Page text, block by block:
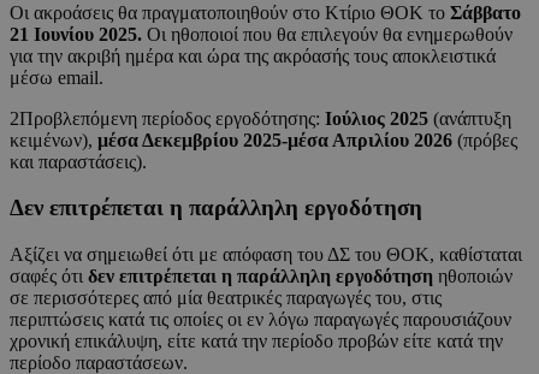
Οι ακροάσεις θα πραγματοποιηθούν στο Κτίριο ΘΟΚ το Σάββατο
21 Ιουνίου 2025. Οι ηθοποιοί που θα επιλεγούν θα ενημερωθούν
για την ακριβή ημέρα και ώρα της ακρόασής τους αποκλειστικά
μέσω email.
2Προβλεπόμενη περίοδος εργοδότησης: Ιούλιος 2025 (ανάπτυξη
κειμένων), μέσα Δεκεμβρίου 2025-μέσα Απριλίου 2026 (πρόβες
και παραστάσεις).
Δεν επιτρέπεται η παράλληλη εργοδότηση
Αξίζει να σημειωθεί ότι με απόφαση του ΔΣ του ΘΟΚ, καθίσταται
σαφές ότι δεν επιτρέπεται η παράλληλη εργοδότηση ηθοποιών
σε περισσότερες από μία θεατρικές παραγωγές του, στις
περιπτώσεις κατά τις οποίες οι εν λόγω παραγωγές παρουσιάζουν
χρονική επικάλυψη, είτε κατά την περίοδο προβών είτε κατά την
περίοδο παραστάσεων.